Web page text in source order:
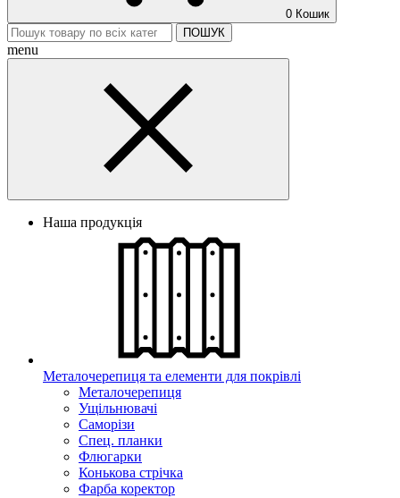
0 Кошик
ПОШУК
menu
Наша продукція
Металочерепиця та елементи для покрівлі
Металочерепиця
Ущільнювачі
Саморізи
Спец. планки
Флюгарки
Конькова стрічка
Фарба коректор